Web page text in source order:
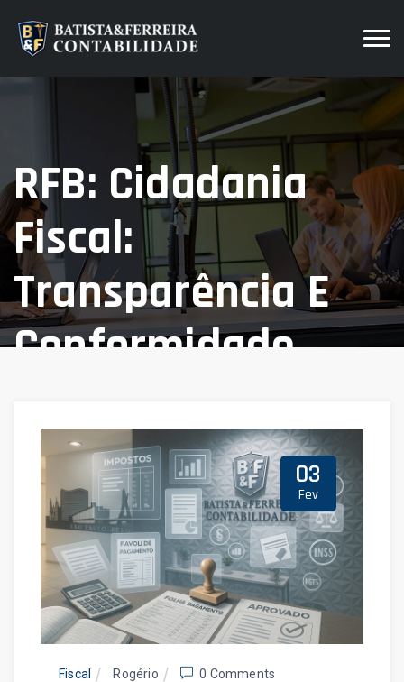
RFB: Cidadania
Fiscal:
Transparência E
Conformidade
E Contabilidade
Home Blog
03
Fev
Fiscal Rogério 0 Comments